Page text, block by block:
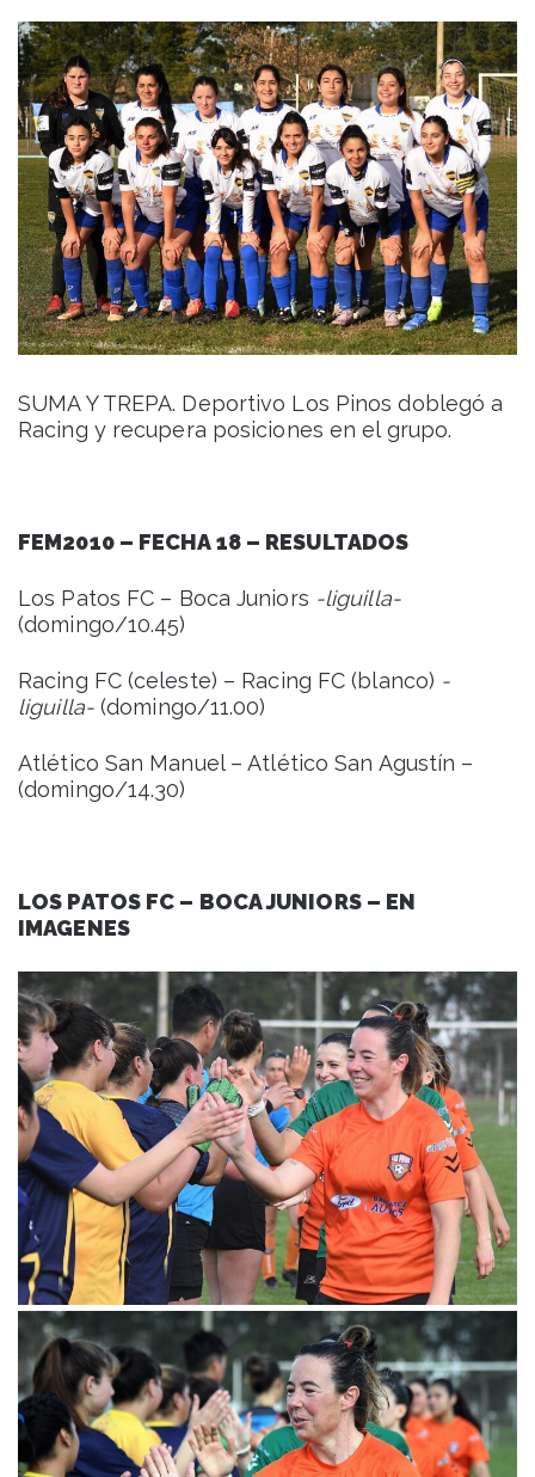
SUMA Y TREPA. Deportivo Los Pinos doblegó a
Racing y recupera posiciones en el grupo.
FEM2010 – FECHA 18 – RESULTADOS
Los Patos FC – Boca Juniors -liguilla-
(domingo/10.45)
Racing FC (celeste) – Racing FC (blanco) -
liguilla-(domingo/11.00)
Atlético San Manuel – Atlético San Agustín –
(domingo/14.30)
LOS PATOS FC – BOCA JUNIORS – EN
IMAGENES